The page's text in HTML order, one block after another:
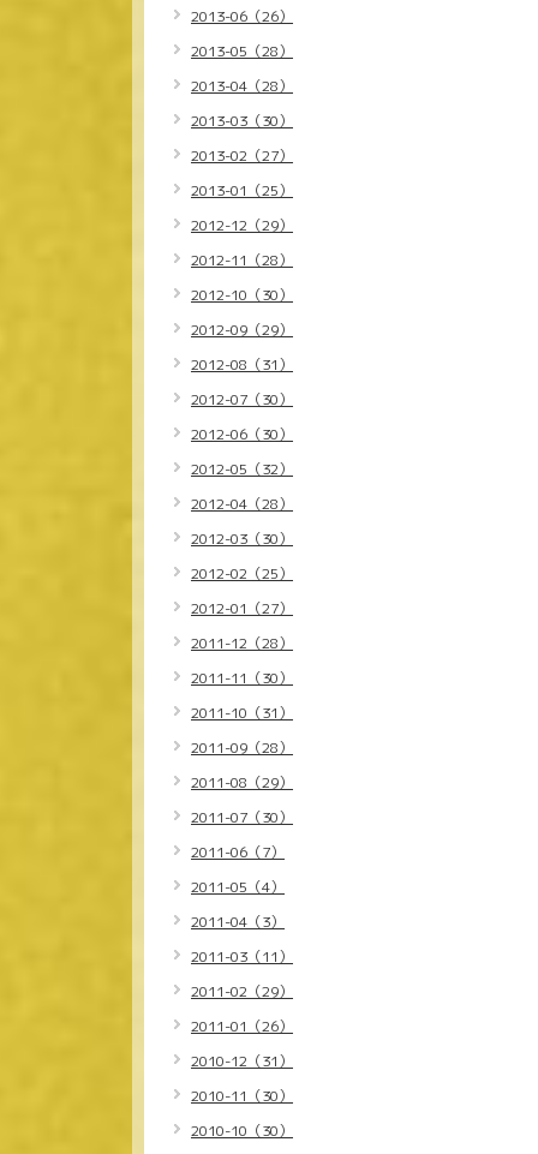
2013-06（26）
2013-05（28）
2013-04（28）
2013-03（30）
2013-02（27）
2013-01（25）
2012-12（29）
2012-11（28）
2012-10（30）
2012-09（29）
2012-08（31）
2012-07（30）
2012-06（30）
2012-05（32）
2012-04（28）
2012-03（30）
2012-02（25）
2012-01（27）
2011-12（28）
2011-11（30）
2011-10（31）
2011-09（28）
2011-08（29）
2011-07（30）
2011-06（7）
2011-05（4）
2011-04（3）
2011-03（11）
2011-02（29）
2011-01（26）
2010-12（31）
2010-11（30）
2010-10（30）